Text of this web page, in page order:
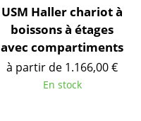
USM Haller chariot à
boissons à étages
avec compartiments
à partir de 1.166,00 €
En stock